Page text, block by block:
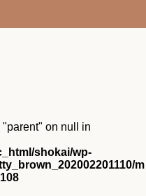
"parent" on null in
shokai/wp-
m
108